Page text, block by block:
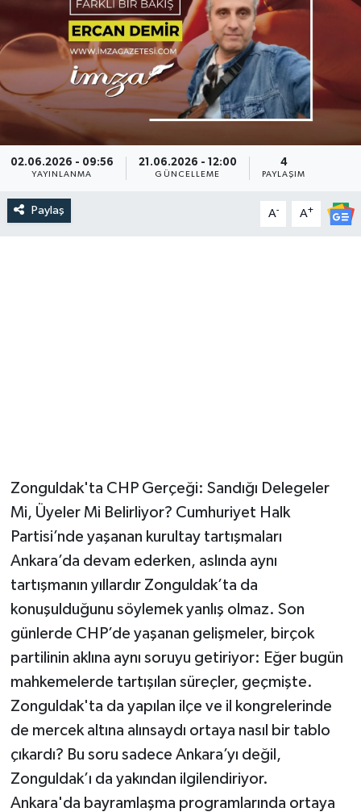
02.06.2026 - 09:56
YAYINLANMA
21.06.2026 - 12:00
GÜNCELLEME
4
PAYLAŞIM
Paylaş A- A+
Zonguldak'ta CHP Gerçeği: Sandığı Delegeler
Mi, Üyeler Mi Belirliyor? Cumhuriyet Halk
Partisi’nde yaşanan kurultay tartışmaları
Ankara’da devam ederken, aslında aynı
tartışmanın yıllardır Zonguldak’ta da
konuşulduğunu söylemek yanlış olmaz. Son
günlerde CHP’de yaşanan gelişmeler, birçok
partilinin aklına aynı soruyu getiriyor: Eğer bugün
mahkemelerde tartışılan süreçler, geçmişte.
Zonguldak'ta da yapılan ilçe ve il kongrelerinde
de mercek altına alınsaydı ortaya nasıl bir tablo
çıkardı? Bu soru sadece Ankara’yı değil,
Zonguldak’ı da yakından ilgilendiriyor.
Ankara'da bayramlaşma programlarında ortaya
DEVREK
DÜZCE
EREĞLİ